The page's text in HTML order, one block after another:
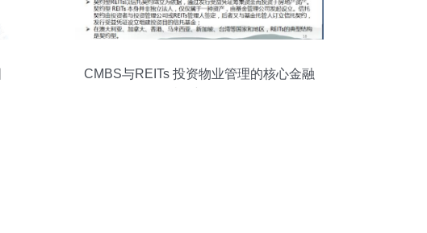
CMBS与REITs 投资物业管理的核心金融